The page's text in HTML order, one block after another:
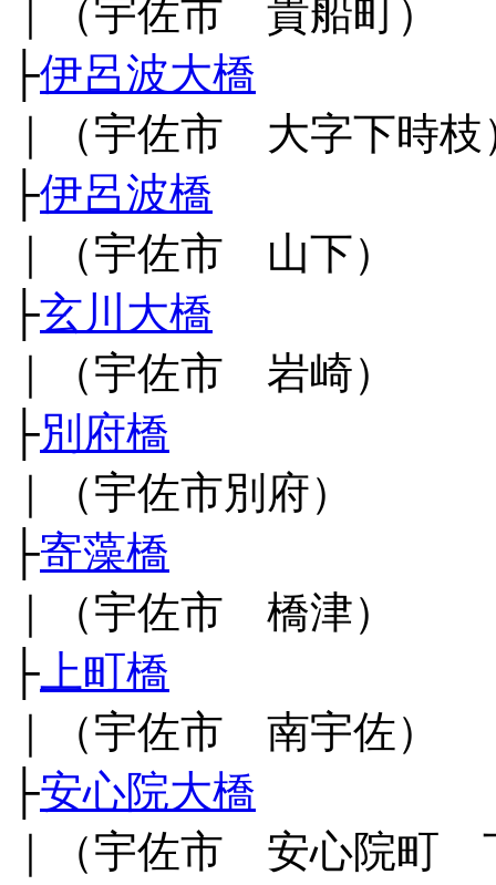
｜（宇佐市 貴船町）
├伊呂波大橋
｜（宇佐市 大字下時枝
├伊呂波橋
｜（宇佐市 山下）
├玄川大橋
｜（宇佐市 岩崎）
├別府橋
｜（宇佐市別府）
├寄藻橋
｜（宇佐市 橋津）
├ 上町橋
｜（宇佐市 南宇佐）
├安心院大橋
｜（宇佐市 安心院町